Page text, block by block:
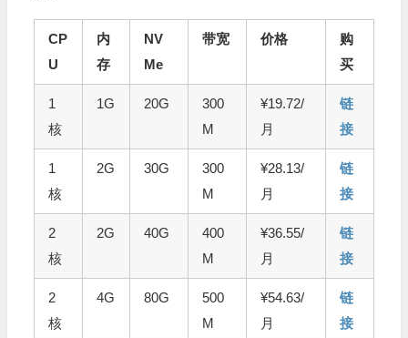
CP
U
内
存
NV
Me
带宽 价格
购
买
1
核
1G 20G
300
M
¥19.72/
月
链
接
1
核
2G 30G
300
M
¥28.13/
月
链
接
2
核
2G 40G
400
M
¥36.55/
月
链
接
2
核
4G 80G
500
M
¥54.63/
月
链
接